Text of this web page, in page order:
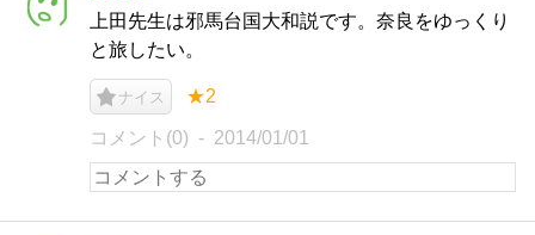
上田先生は邪馬台国大和説です。奈良をゆっくり
と旅したい。
ナイス ★2
コメント(0) 2014/01/01